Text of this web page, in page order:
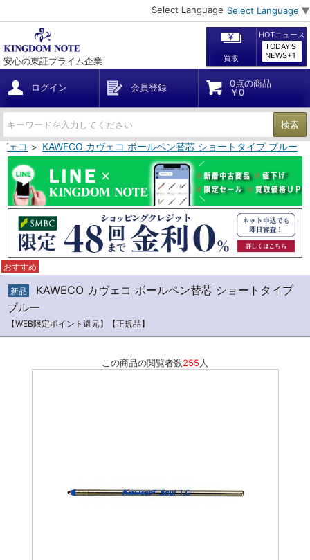
Select Language Select Language ▼
安心の東証プライム企業 買取
HOTニュース
TODAY'S
NEWS+1
ログイン 会員登録
0点の商品
￥0
検索
ェコ KAWECO カヴェコ ボールペン替芯 ショートタイプ ブルー
おすすめ
新品
KAWECO カヴェコ ボールペン替芯 ショートタイプ
ブルー
【WEB限定ポイント還元】【正規品】
この商品の閲覧者数255 人